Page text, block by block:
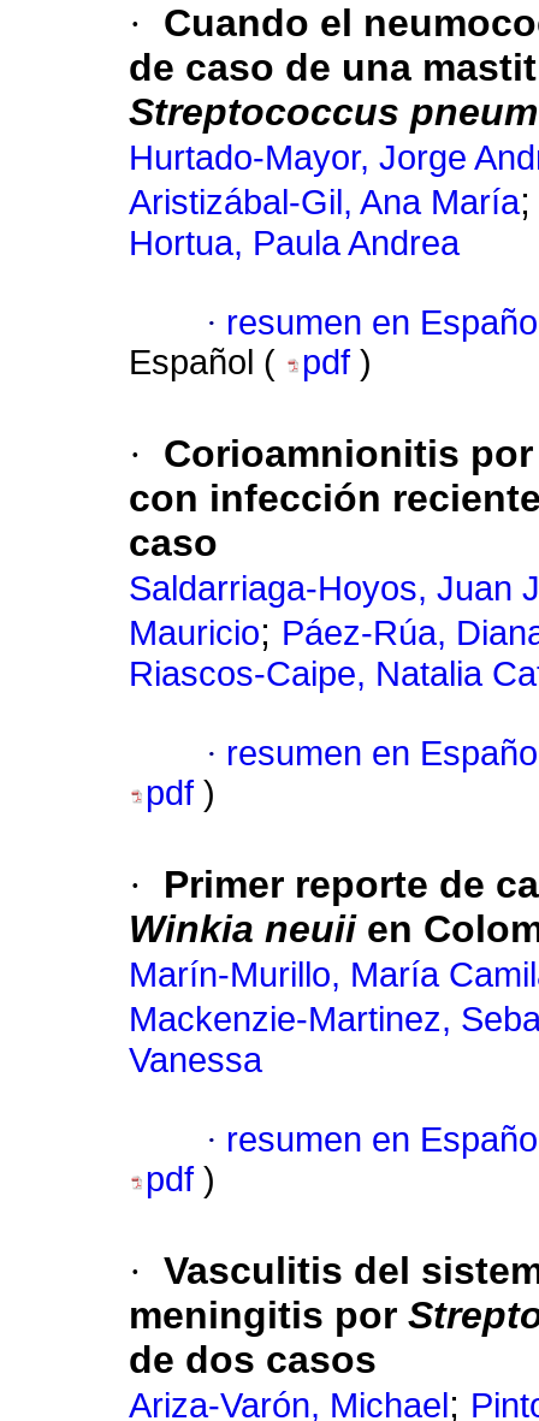
·
Cuando el
de caso de una
Streptococcus
Hurtado-Mayor, Jorge
Aristizábal-Gil, Ana María
Hortua, Paula Andrea
· resumen en
Español (
pdf )
·
Corioamnionitis
con infección
caso
Saldarriaga-Hoyos, Juan
Mauricio; Páez-Rúa,
Riascos-Caipe, Natalia
· resumen en
pdf )
·
Primer reporte de
Winkia neuiien
Marín-Murillo, María
Mackenzie-Martinez,
Vanessa
· resumen en
pdf )
· Vasculitis del
meningitis por
de dos casos
Ariza-Varón, Michael ;